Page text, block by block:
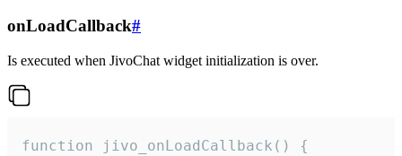
onLoadCallback#
Is executed when JivoChat widget initialization is over.
function jivo_onLoadCallback() {